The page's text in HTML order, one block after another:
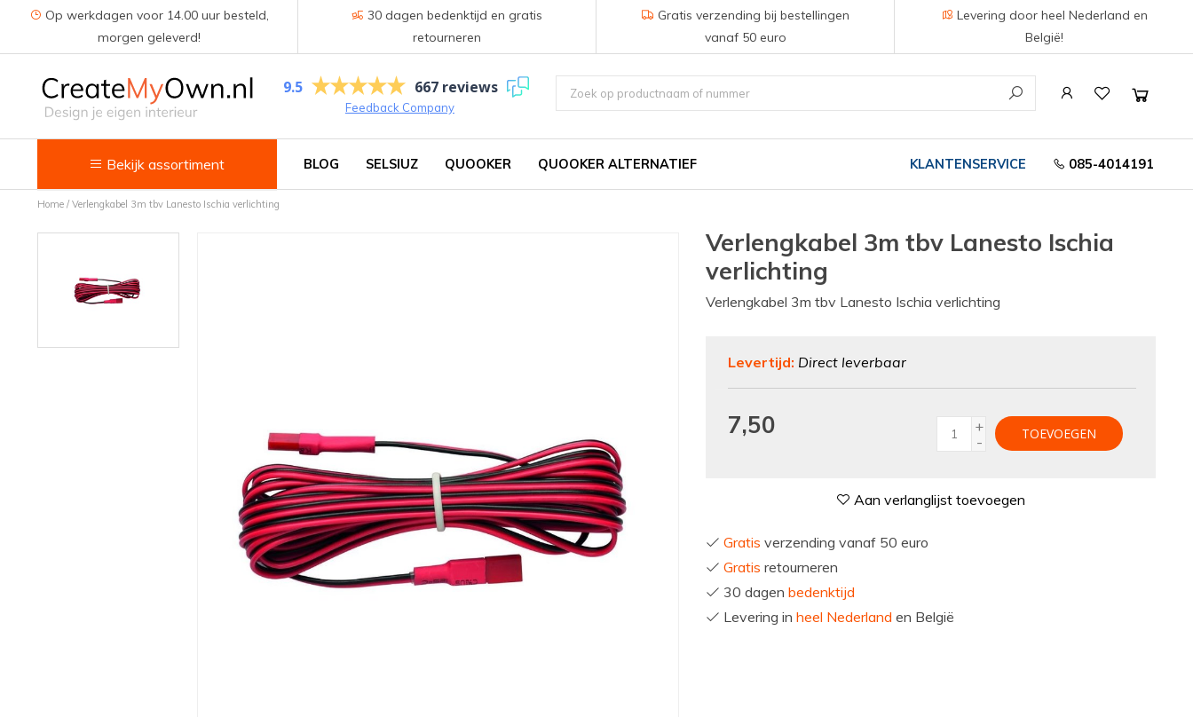
Op werkdagen voor 14.00 uur besteld,
morgen geleverd!
30 dagen bedenktijd en gratis
retourneren
Gratis verzending bij bestellingen
vanaf 50 euro
Levering door heel Nederland en
België!
9.5 667 reviews
Feedback Company
Bekijk assortiment
Keuken
Keukenkranen
BLOG SELSIUZ QUOOKER QUOOKER ALTERNATIEF 085-4014191
KLANTENSERVICE
Home/Verlengkabel 3m tbv Lanesto Ischia verlichting
Verlengkabel 3m tbv Lanesto Ischia
verlichting
Verlengkabel 3m tbv Lanesto Ischia verlichting
Levertijd: Direct leverbaar
7,50
+
-
TOEVOEGEN
Aan verlanglijst toevoegen
Gratis verzending vanaf 50 euro
Gratis retourneren
30 dagen bedenktijd
Levering in heel Nederland en België